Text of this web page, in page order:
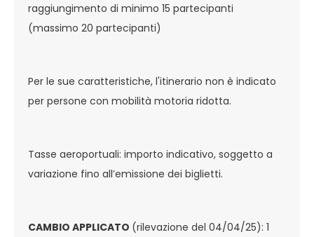
raggiungimento di minimo 15 partecipanti
(massimo 20 partecipanti)
Per le sue caratteristiche, l'itinerario non è indicato
per persone con mobilità motoria ridotta.
Tasse aeroportuali: importo indicativo, soggetto a
variazione fino all’emissione dei biglietti.
CAMBIO APPLICATO (rilevazione del 04/04/25): 1